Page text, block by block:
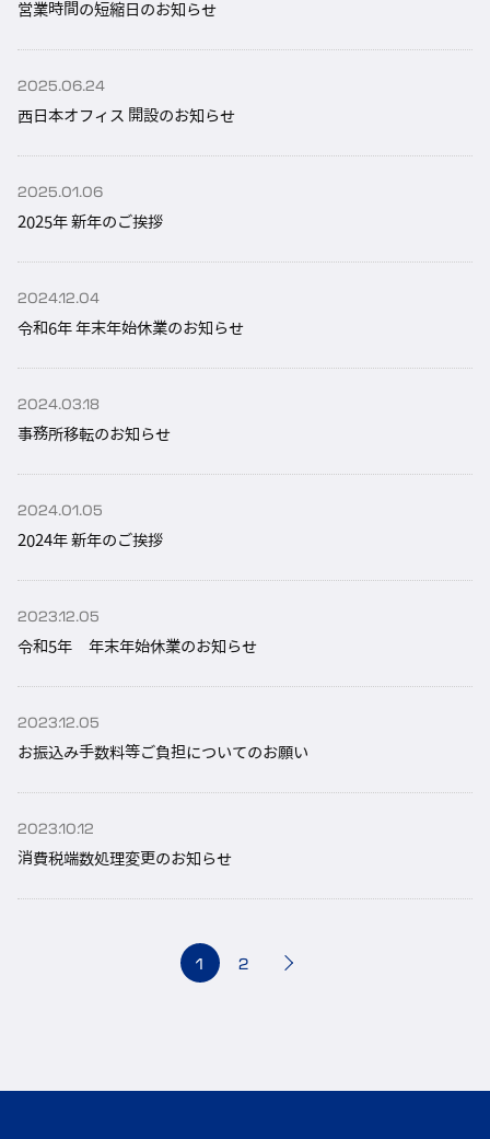
048-862-0123
Fax. 048-862ｰ0124
営業時間の短縮日のお知らせ
2025.06.24
西日本オフィス 開設のお知らせ
2025.01.06
2025年 新年のご挨拶
2024.12.04
令和6年 年末年始休業のお知らせ
2024.03.18
事務所移転のお知らせ
2024.01.05
2024年 新年のご挨拶
2023.12.05
令和5年 年末年始休業のお知らせ
2023.12.05
お振込み手数料等ご負担についてのお願い
2023.10.12
消費税端数処理変更のお知らせ
1 2